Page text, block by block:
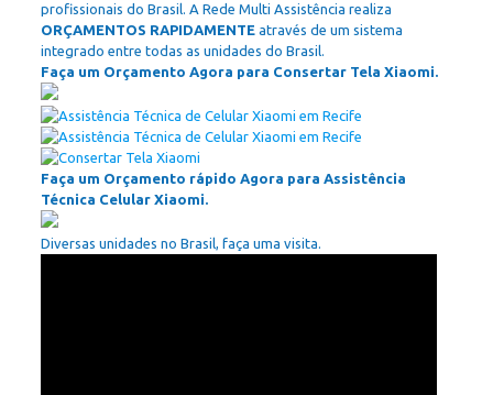
profissionais do Brasil. A Rede Multi Assistência realiza
ORÇAMENTOS RAPIDAMENTEatravés de um sistema
integrado entre todas as unidades do Brasil.
Faça um Orçamento Agora para Consertar Tela Xiaomi.
Faça um Orçamento rápido Agora para Assistência
Técnica Celular Xiaomi.
Diversas unidades no Brasil, faça uma visita.